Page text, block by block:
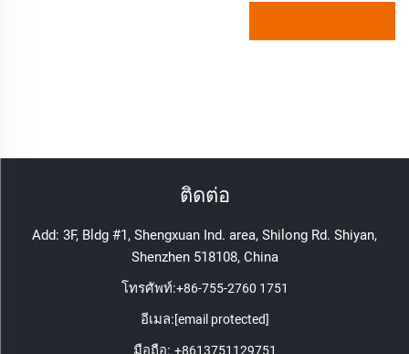
ติดต่อ
Add: 3F, Bldg #1, Shengxuan Ind. area, Shilong Rd. Shiyan,
Shenzhen 518108, China
โทรศัพท์:+86-755-2760 1751
อีเมล:[email protected]
มือถือ: +8613751129751